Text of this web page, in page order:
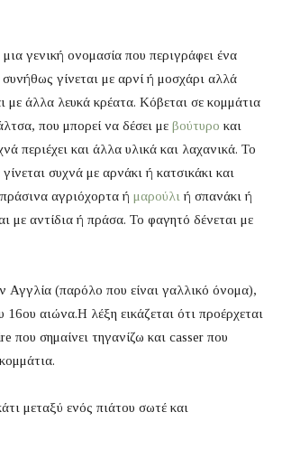
μια γενική ονομασία που περιγράφει ένα
γίνεται με αρνί ή μοσχάρι αλλά
με άλλα λευκά κρέατα. Κόβεται σε κομμάτια
που μπορεί να δέσει με βούτυρο και
περιέχει και άλλα υλικά και λαχανικά. Το
συχνά με αρνάκι ή κατσικάκι και
αγριόχορτα ή μαρούλι ή σπανάκι ή
με αντίδια ή πράσα. Το φαγητό δένεται με
Αγγλία (παρόλο που είναι γαλλικό όνομα),
αιώνα.Η λέξη εικάζεται ότι προέρχεται
που σημαίνει τηγανίζω και casser που
μεταξύ ενός πιάτου σωτέ και